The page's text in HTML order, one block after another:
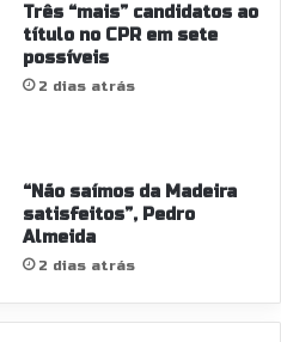
Três “mais” candidatos ao
título no CPR em sete
possíveis
2 dias atrás
“Não saímos da Madeira
satisfeitos”, Pedro
Almeida
2 dias atrás